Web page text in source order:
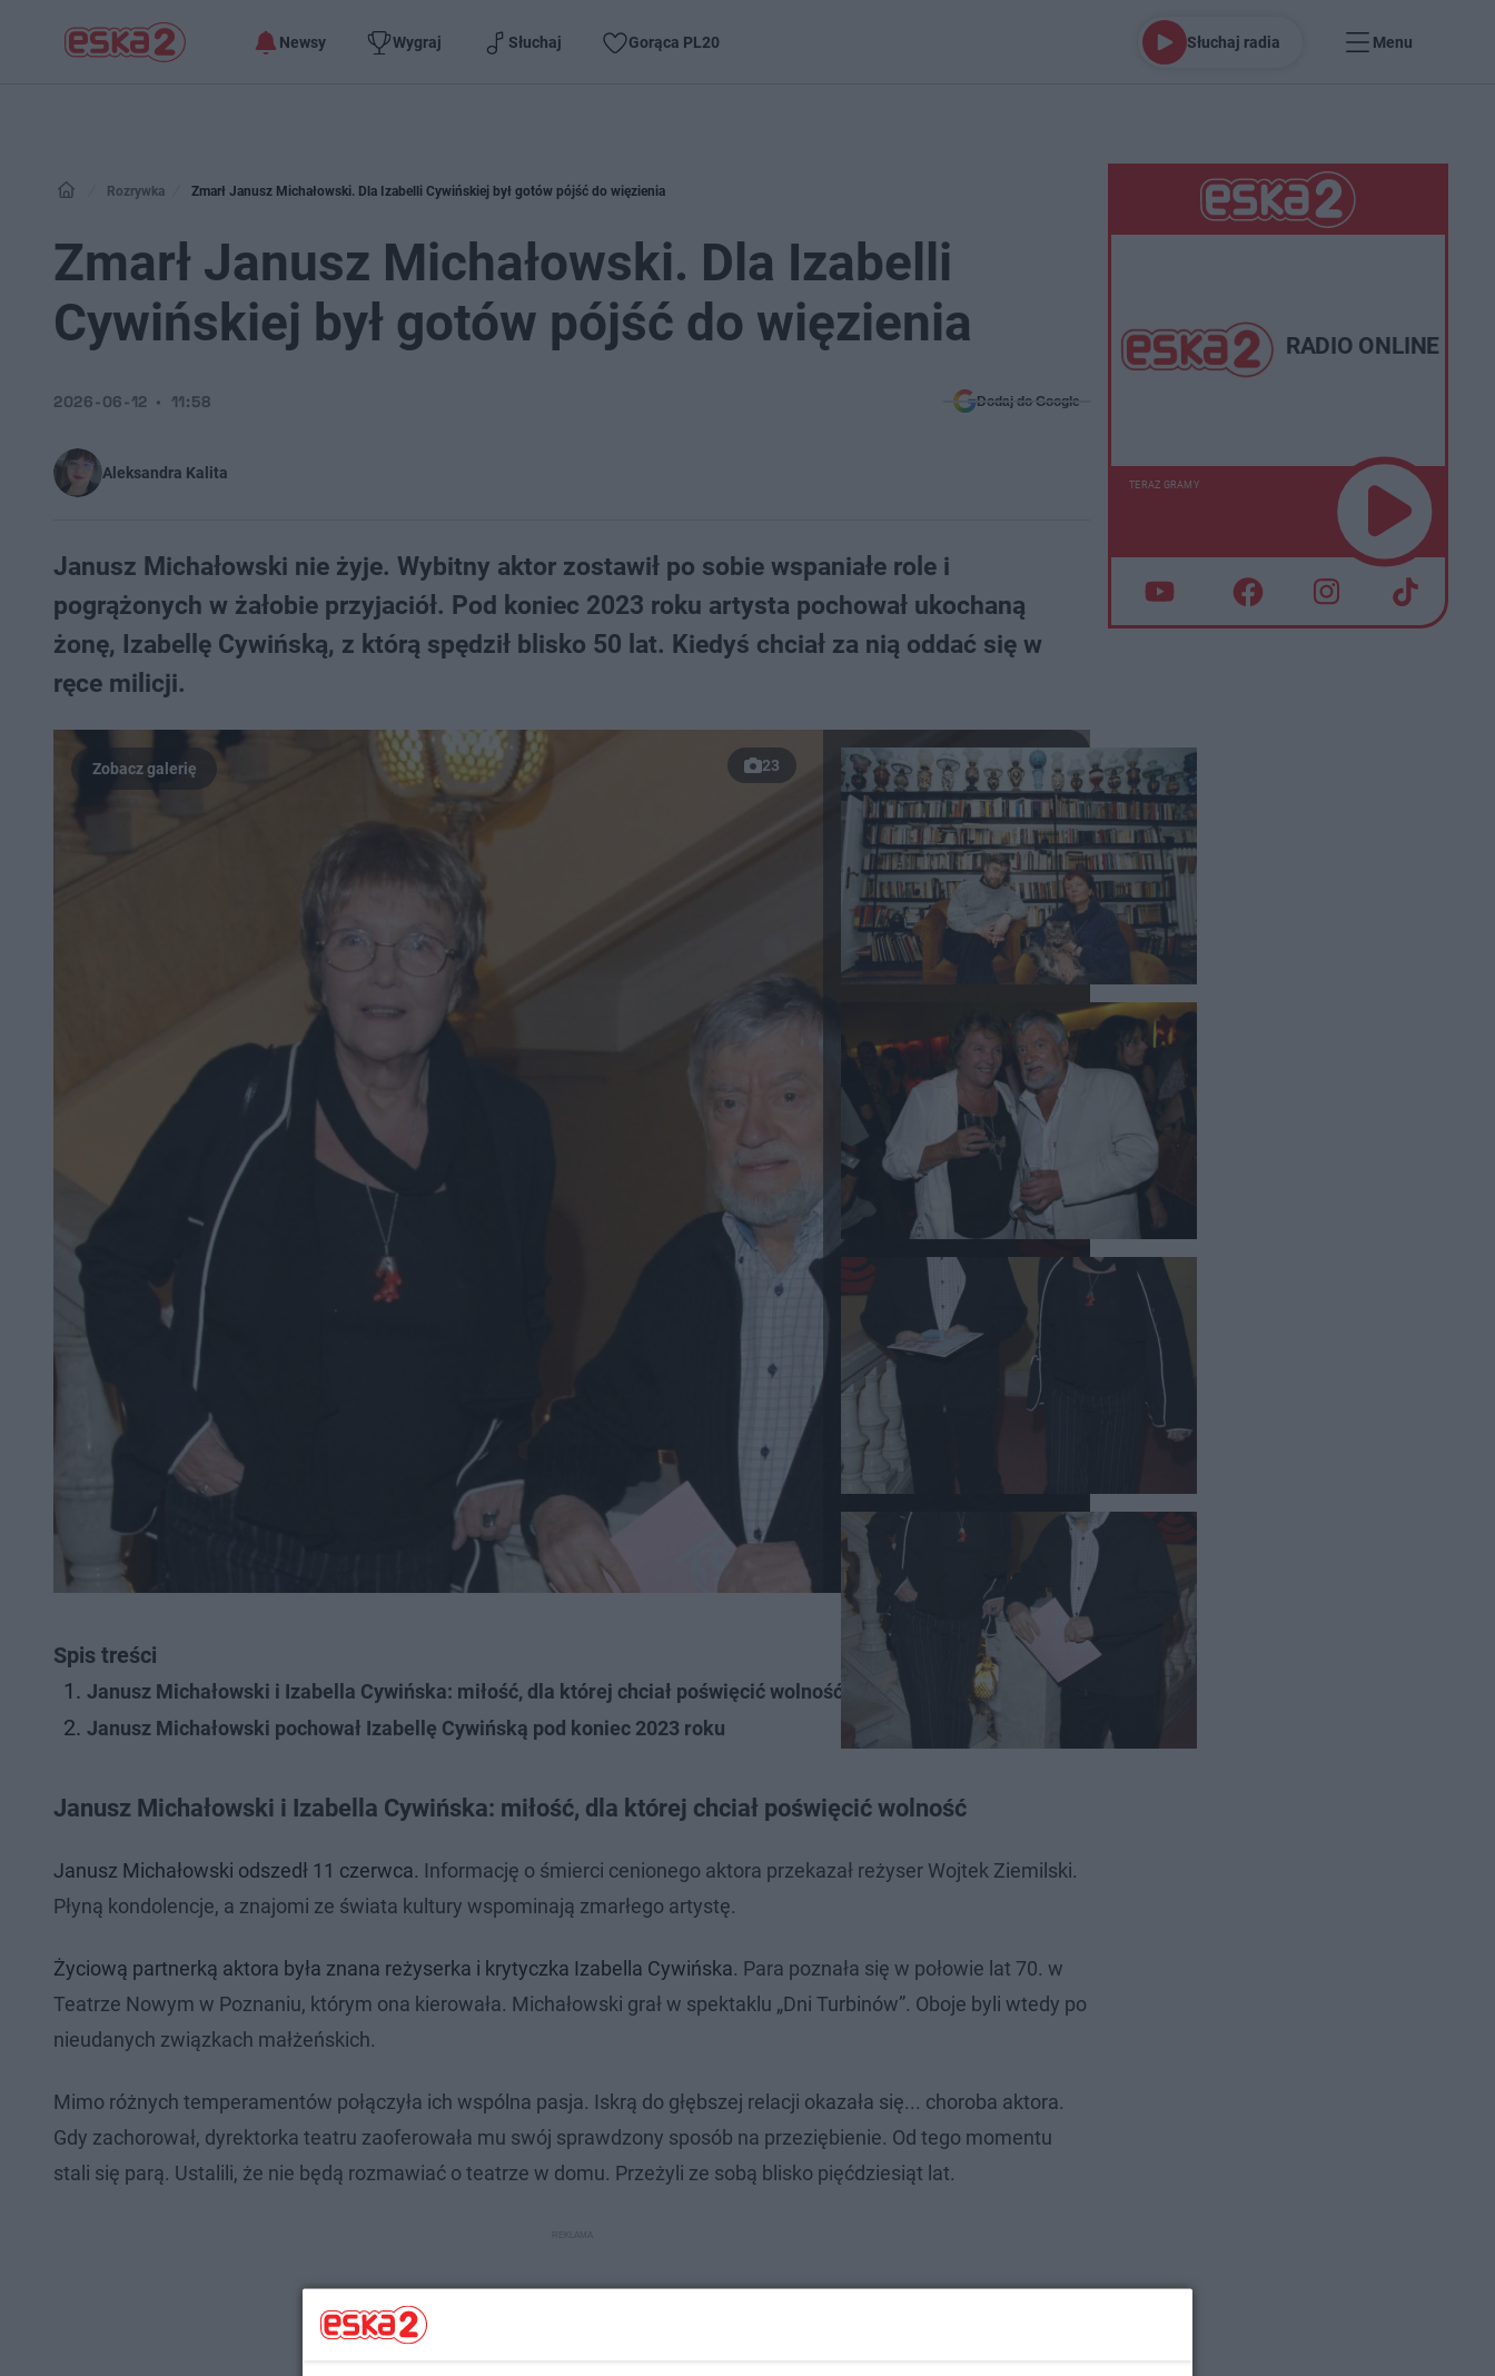
Newsy Wygraj Słuchaj Gorąca PL20 Słuchaj radia Menu
Rozrywka Zmarł Janusz Michałowski. Dla Izabelli Cywińskiej był gotów pójść do więzienia
Zmarł Janusz Michałowski. Dla Izabelli
Cywińskiej był gotów pójść do więzienia
Aleksandra Kalita
2026-06-12 11:58 Dodaj do Google
Janusz Michałowski nie żyje. Wybitny aktor zostawił po sobie wspaniałe role i
pogrążonych w żałobie przyjaciół. Pod koniec 2023 roku artysta pochował ukochaną
żonę, Izabellę Cywińską, z którą spędził blisko 50 lat. Kiedyś chciał za nią oddać się w
ręce milicji.
23
Spis treści
Janusz Michałowski i Izabella Cywińska: miłość, dla której chciał poświęcić wolność
Janusz Michałowski pochował Izabellę Cywińską pod koniec 2023 roku
Janusz Michałowski i Izabella Cywińska: miłość, dla której chciał poświęcić wolność
Janusz Michałowski odszedł 11 czerwca. Informację o śmierci cenionego aktora przekazał reżyser Wojtek Ziemilski.
Płyną kondolencje, a znajomi ze świata kultury wspominają zmarłego artystę.
Życiową partnerką aktora była znana reżyserka i krytyczka Izabella Cywińska. Para poznała się w połowie lat 70. w
Teatrze Nowym w Poznaniu, którym ona kierowała. Michałowski grał w spektaklu „Dni Turbinów”. Oboje byli wtedy po
nieudanych związkach małżeńskich.
Mimo różnych temperamentów połączyła ich wspólna pasja. Iskrą do głębszej relacji okazała się... choroba aktora.
Gdy zachorował, dyrektorka teatru zaoferowała mu swój sprawdzony sposób na przeziębienie. Od tego momentu
stali się parą. Ustalili, że nie będą rozmawiać o teatrze w domu. Przeżyli ze sobą blisko pięćdziesiąt lat.
RADIO ONLINE
TERAZ GRAMY